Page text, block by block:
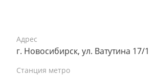
Адрес
г. Новосибирск, ул. Ватутина 17/1
Станция метро